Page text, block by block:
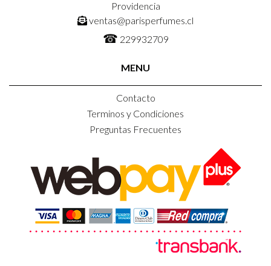
Providencia
ventas@parisperfumes.cl
☎ 229932709
MENU
Contacto
Terminos y Condiciones
Preguntas Frecuentes